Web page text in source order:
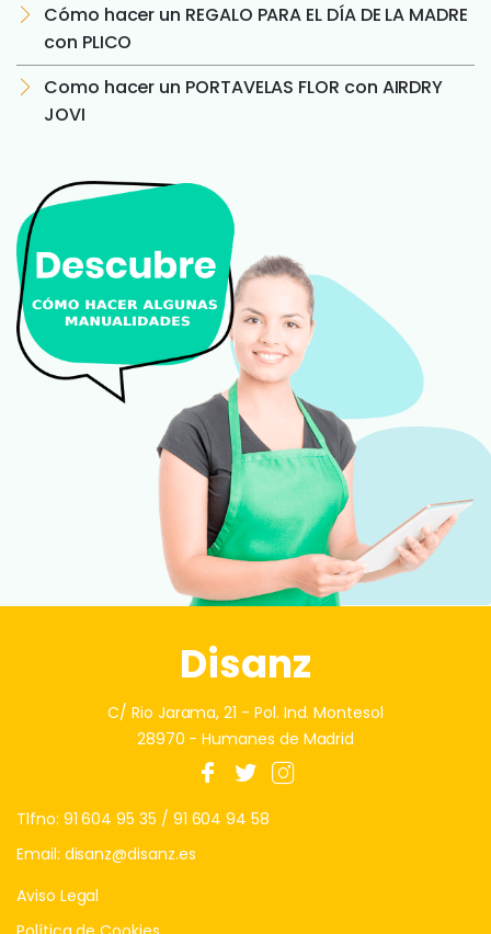
Cómo hacer un REGALO PARA EL DÍA DE LA MADRE
con PLICO
Como hacer un PORTAVELAS FLOR con AIRDRY
JOVI
Disanz
C/ Rio Jarama, 21 - Pol. Ind. Montesol
28970 - Humanes de Madrid
Tlfno: 91 604 95 35 / 91 604 94 58
Email: disanz@disanz.es
Aviso Legal